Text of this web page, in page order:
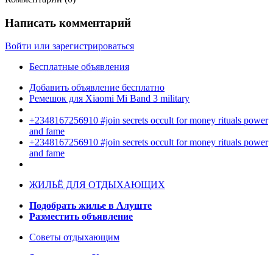
Написать комментарий
Войти или зарегистрироваться
Бесплатные объявления
Добавить объявление бесплатно
Ремешок для Xiaomi Mi Band 3 military
+2348167256910 #join secrets occult for money rituals power
and fame
+2348167256910 #join secrets occult for money rituals power
and fame
ЖИЛЬЁ ДЛЯ ОТДЫХАЮЩИХ
Подобрать жилье в Алуште
Разместить объявление
Советы отдыхающим